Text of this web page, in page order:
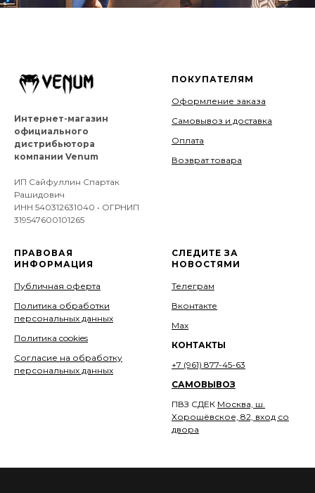
Интернет-магазин
официального
дистрибьютора
компании Venum
ИП Сайфуллин Спартак
Рашидович
ИНН 540312631040 • ОГРНИП
319547600101265
ПОКУПАТЕЛЯМ
Оформление заказа
Самовывоз и доставка
Оплата
Возврат товара
ПРАВОВАЯ
ИНФОРМАЦИЯ
Публичная оферта
Политика обработки
персональных данных
Политика cookies
Согласие на обработку
персональных данных
СЛЕДИТЕ ЗА
НОВОСТЯМИ
Телеграм
Вконтакте
Мах
КОНТАКТЫ
+7 (961) 877-45-63
САМОВЫВОЗ
ПВЗ СДЕК Москва, ш.
Хорошёвское, 82, вход со
двора